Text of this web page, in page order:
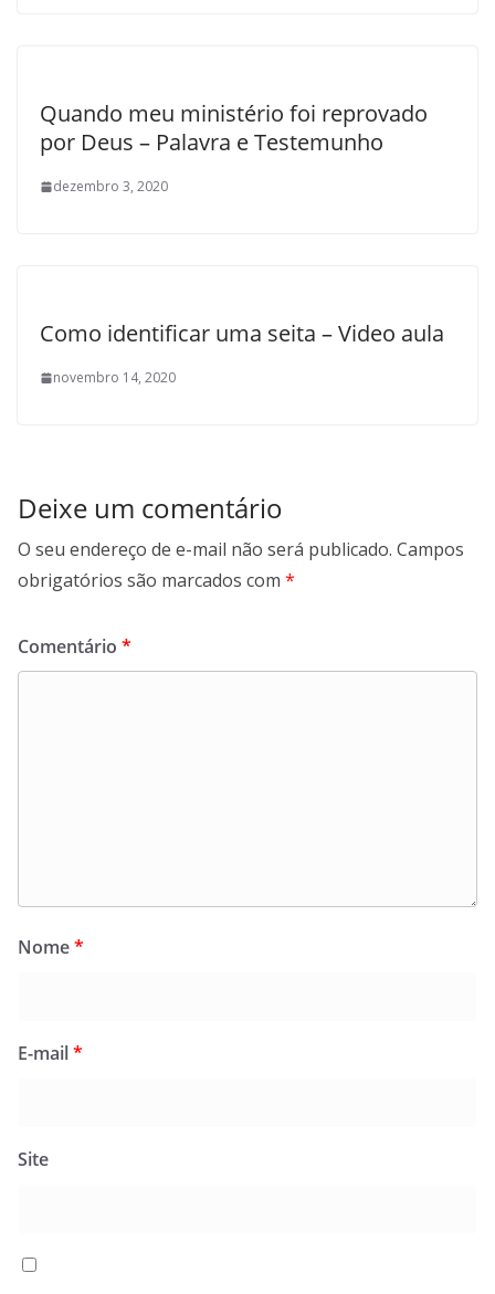
Quando meu ministério foi reprovado
por Deus – Palavra e Testemunho
dezembro 3, 2020
Como identificar uma seita – Video aula
novembro 14, 2020
Deixe um comentário
O seu endereço de e-mail não será publicado. Campos
obrigatórios são marcados com *
Comentário *
Nome*
E-mail*
Site